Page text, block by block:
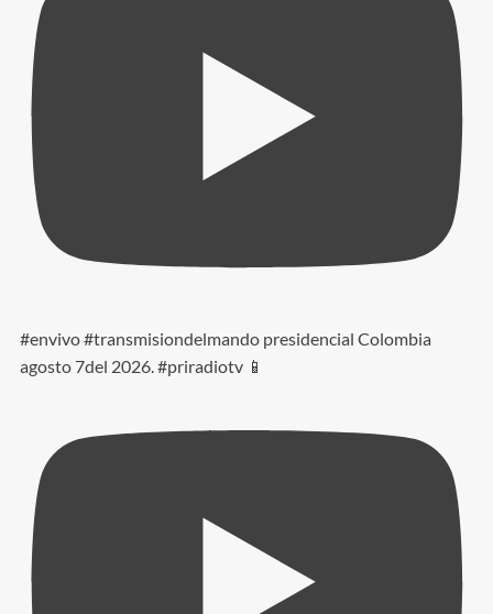
#envivo #transmisiondelmando presidencial Colombia
agosto 7del 2026. #priradiotv 📱